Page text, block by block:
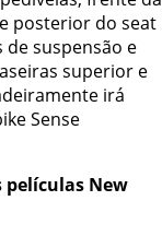
posterior do seat
suspensão e
superior e
irá
Sense
películas New